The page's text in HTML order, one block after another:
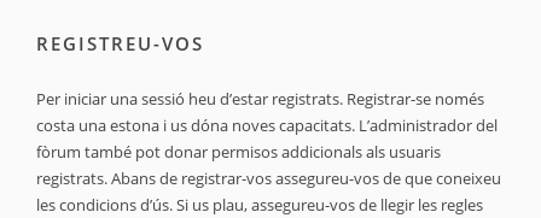
REGISTREU-VOS
Per iniciar una sessió heu d’estar registrats. Registrar-se només
costa una estona i us dóna noves capacitats. L’administrador del
fòrum també pot donar permisos addicionals als usuaris
registrats. Abans de registrar-vos assegureu-vos de que coneixeu
les condicions d’ús. Si us plau, assegureu-vos de llegir les regles